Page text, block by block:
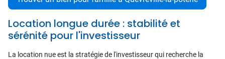
Location longue durée : stabilité et
sérénité pour l'investisseur
La location nue est la stratégie de l'investisseur qui recherche la